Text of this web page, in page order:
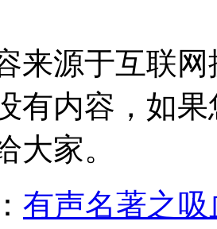
来源于互联
有内容，如
大家。
有声名著之吸